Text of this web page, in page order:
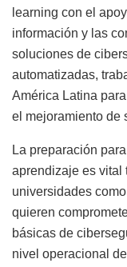
learning con el
información y las
soluciones de
automatizadas,
América Latina
el mejoramiento de
La preparación
aprendizaje es vital
universidades
quieren
básicas de
nivel operacional